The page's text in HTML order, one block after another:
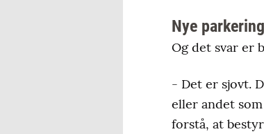
Nye
Og det svar er
- Det er sjovt.
eller andet
forstå, at